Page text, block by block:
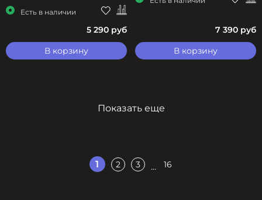
Есть в наличии
5 290 руб
В корзину
7 390 руб
В корзину
Показать еще
1 2 3 … 16